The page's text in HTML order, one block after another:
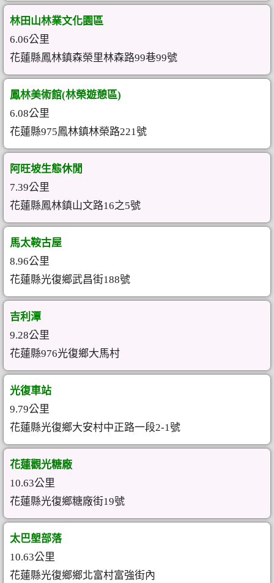
林田山林業文化園區
6.06公里
花蓮縣鳳林鎮森榮里林森路99巷99號
鳳林美術館(林榮遊憩區)
6.08公里
花蓮縣975鳳林鎮林榮路221號
阿旺坡生態休閒
7.39公里
花蓮縣鳳林鎮山文路16之5號
馬太鞍古屋
8.96公里
花蓮縣光復鄉武昌街188號
吉利潭
9.28公里
花蓮縣976光復鄉大馬村
光復車站
9.79公里
花蓮縣光復鄉大安村中正路一段2-1號
花蓮觀光糖廠
10.63公里
花蓮縣光復鄉糖廠街19號
太巴塱部落
10.63公里
花蓮縣光復鄉鄉北富村富強街內